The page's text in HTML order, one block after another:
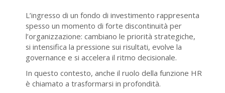
L’ingresso di un fondo di investimento rappresenta
spesso un momento di forte discontinuità per
l’organizzazione: cambiano le priorità strategiche,
si intensifica la pressione sui risultati, evolve la
governance e si accelera il ritmo decisionale.
In questo contesto, anche il ruolo della funzione HR
è chiamato a trasformarsi in profondità.